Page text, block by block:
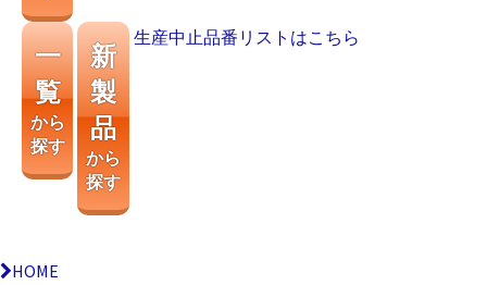
一
覧
から
探す
新
製
品
から
探す
生産中止品番リストはこちら
HOME